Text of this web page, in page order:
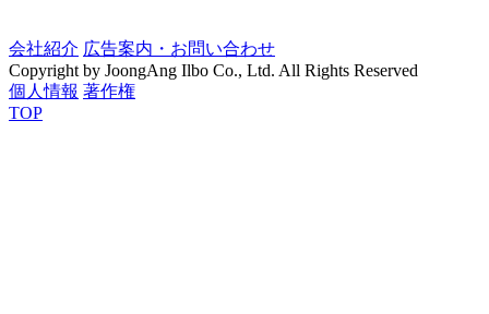
会社紹介 広告案内・お問い合わせ
Copyright by JoongAng Ilbo Co., Ltd. All Rights Reserved
個人情報 著作権
TOP